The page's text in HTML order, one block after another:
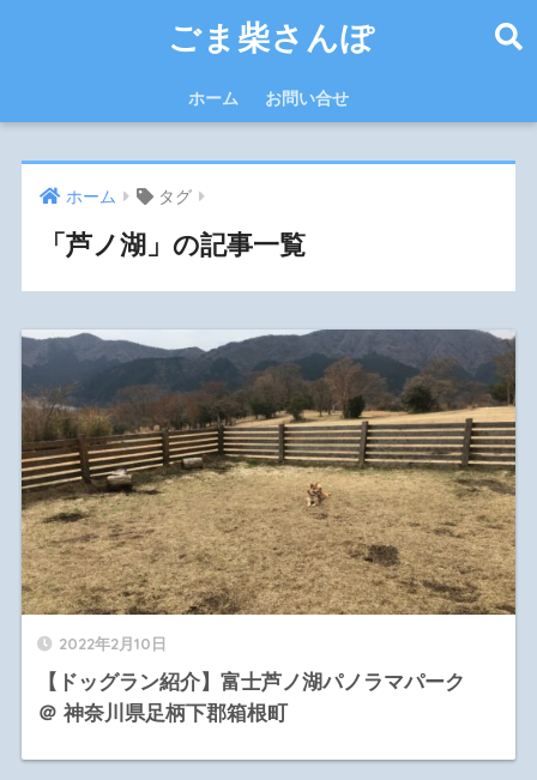
ごま柴さんぽ
ホーム お問い合せ
ホーム タグ
「芦ノ湖」の記事一覧
2022年2月10日
【ドッグラン紹介】富士芦ノ湖パノラマパーク
＠ 神奈川県足柄下郡箱根町